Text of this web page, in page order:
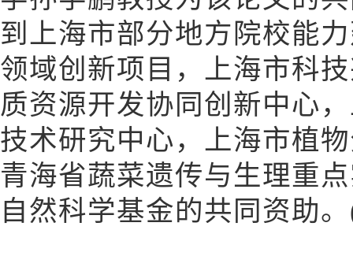
到上海市部分地方院校能
领域创新项目，上海市科
质资源开发协同创新中心
技术研究中心，上海市植
青海省蔬菜遗传与生理重
自然科学基金的共同资助